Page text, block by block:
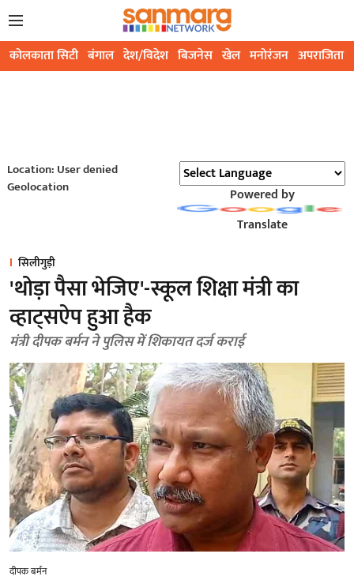
कोलकाता सिटी बंगाल देश/विदेश बिजनेस खेल मनोरंजन अपराजिता
Location: User denied
Geolocation
Powered by
Translate
सिलीगुड़ी
'थोड़ा पैसा भेजिए'-स्कूल शिक्षा मंत्री का
व्हाट्सऐप हुआ हैक
मंत्री दीपक बर्मन ने पुलिस में शिकायत दर्ज कराई
दीपक बर्मन